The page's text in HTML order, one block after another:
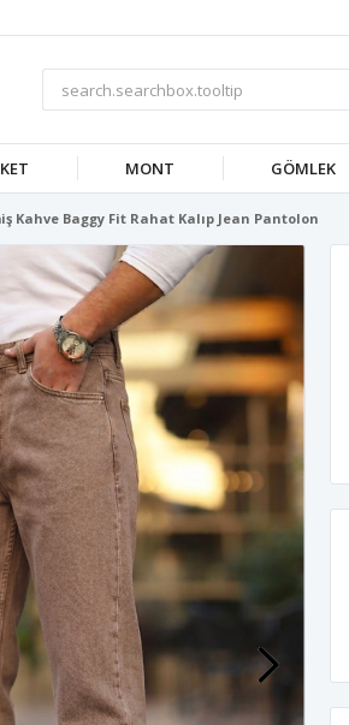
MONT GÖMLEK
Kahve Baggy Fit Rahat Kalıp Jean Pantolon